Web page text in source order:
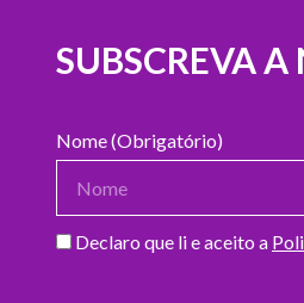
SUBSCREVA
Nome (Obrigatório)
Declaro que li e aceito a